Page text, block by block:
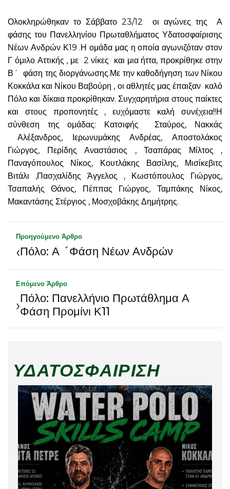
Ολοκληρώθηκαν το Σάββατο 23/12 οι αγώνες της Α
φάσης του Πανελληνίου Πρωταθλήματος Υδατοσφαίρισης
Νέων Ανδρών Κ19 .Η ομάδα μας η οποία αγωνιζόταν στον
Γ όμιλο Αττικής , με 2 νίκες και μια ήττα, προκρίθηκε στην
Β´ φάση της διοργάνωσης.Με την καθοδήγηση των Νίκου
Κοκκάλα και Νίκου Βαβούρη , οι αθλητές μας έπαιξαν καλό
Πόλο και δίκαια προκρίθηκαν. Συγχαρητήρια στους παίκτες
και στους προπονητές , ευχόμαστε καλή συνέχεια!!Η
σύνθεση της ομάδας: Κατσιφής Σταύρος, Νακκάς
Αλέξανδρος, Ιερωνυμάκης Ανδρέας, Αποστολάκος
Γιώργος, Περίδης Αναστάσιος , Τσαπάρας Μίλτος ,
Παναγόπουλος Νίκος, Κουτλάκης Βασίλης, Μισίκεβιτς
Βιτάλι ,Πασχαλίδης Άγγελος , Κωστόπουλος Γιώργος,
Τσαπαλής Θάνος, Πέππας Γιώργος, Ταμπάκης Νίκος,
Μακαντάσης Στέργιος , Μοσχοβάκης Δημήτρης.
Προηγούμενο Άρθρο
‹Πόλο: Α ´Φάση Νέων Ανδρών
Επόμενο Άρθρο
›Πόλο: Πανελλήνιο Πρωτάθλημα Α
Φάση Προμίνι Κ11
ΥΔΑΤΟΣΦΑΊΡΙΣΗ